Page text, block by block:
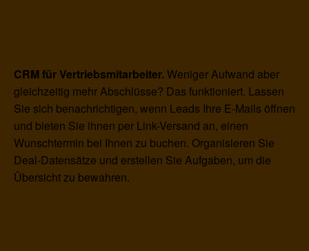
CRM für Vertriebsmitarbeiter.Weniger Aufwand aber
gleichzeitig mehr Abschlüsse? Das funktioniert. Lassen
Sie sich benachrichtigen, wenn Leads Ihre E-Mails öffnen
und bieten Sie ihnen per Link-Versand an, einen
Wunschtermin bei Ihnen zu buchen. Organisieren Sie
Deal-Datensätze und erstellen Sie Aufgaben, um die
Übersicht zu bewahren.